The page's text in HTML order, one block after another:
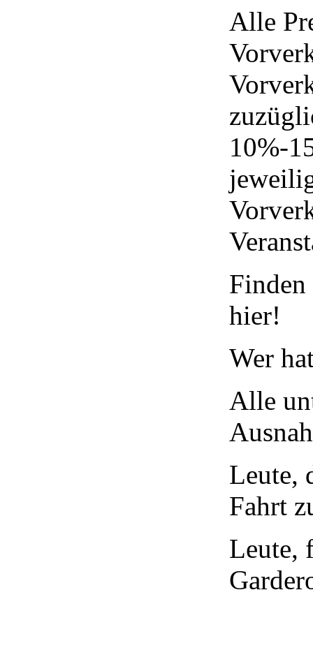
Alle
10%-
Finden
hier!
Wer
Alle
Leute,
Fahrt
Leute,